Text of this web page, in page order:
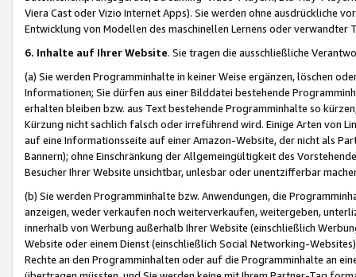
Viera Cast oder Vizio Internet Apps). Sie werden ohne ausdrückliche
Entwicklung von Modellen des maschinellen Lernens oder
6. Inhalte auf Ihrer Website. Sie tragen die ausschließliche
(a) Sie werden Programminhalte in keiner Weise ergänzen, löschen
Informationen; Sie dürfen aus einer Bilddatei bestehende
erhalten bleiben bzw. aus Text bestehende Programminhalte so
Kürzung nicht sachlich falsch oder irreführend wird. Einige Arten von
auf eine Informationsseite auf einer Amazon-Website, der nicht als
Bannern); ohne Einschränkung der Allgemeingültigkeit des
Besucher Ihrer Website unsichtbar, unlesbar oder unentzifferbar
(b) Sie werden Programminhalte bzw. Anwendungen, die
anzeigen, weder verkaufen noch weiterverkaufen, weitergeben,
innerhalb von Werbung außerhalb Ihrer Website (einschließlich
Website oder einem Dienst (einschließlich Social Networking-
Rechte an den Programminhalten oder auf die Programminhalte an